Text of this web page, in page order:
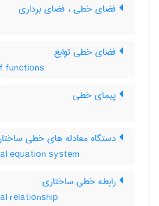
فضای خطی ، فضای برداری
فضای خطی توابع
functions
پیمای خطی
دستگاه معادله های خطی
equation system
رابطه خطی ساختاری
relationship